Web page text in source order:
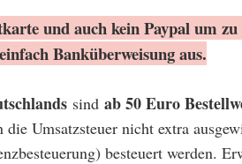
und auch kein Paypal um zu
Banküberweisung aus.
sind ab 50 Euro
die Umsatzsteuer nicht extra
besteuert werden.